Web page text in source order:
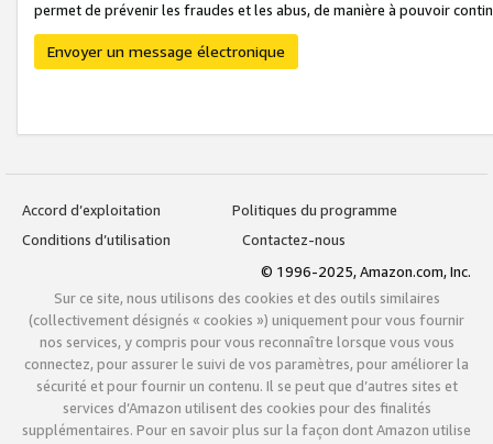
permet de prévenir les fraudes et les abus, de manière à pouvoir
Envoyer un message électronique
Accord d’exploitation
Politiques du programme
Conditions d’utilisation
Contactez-nous
© 1996-2025, Amazon.com, Inc.
Sur ce site, nous utilisons des cookies et des outils similaires
(collectivement désignés « cookies ») uniquement pour vous fournir
nos services, y compris pour vous reconnaître lorsque vous vous
connectez, pour assurer le suivi de vos paramètres, pour améliorer la
sécurité et pour fournir un contenu. Il se peut que d’autres sites et
services d’Amazon utilisent des cookies pour des finalités
supplémentaires. Pour en savoir plus sur la façon dont Amazon utilise